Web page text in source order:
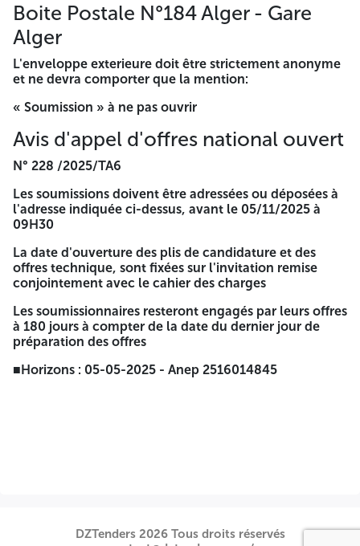
ouvert n° 228 /2025/TA6-l'objet de l'appel d'offres » et «
offre financière-A ne pas ouvrir-Appel d'offre national
ouvert n° 228 /2025/TA6-l'objet de l'appel d'offre ».
Les enveloppes renfermant le dossier de candidature, les
offres technique et financière, doivent parvenir dans un pli
fermé à l'adresse ci-après.
Direction des Services des Finances
Commission de Réception des
Soumissions et d'Ouverture des plis de
candidature
Boite Postale N°184 Alger - Gare Alger
L'enveloppe exterieure doit être strictement anonyme et
ne devra comporter que la mention:
« Soumission » à ne pas ouvrir
Avis d'appel d'offres national ouvert
N° 228 /2025/TA6
préparation des offres
Boite Postale N°184 Alger - Gare
Alger
L'enveloppe exterieure doit être strictement anonyme
et ne devra comporter que la mention:
« Soumission » à ne pas ouvrir
Avis d'appel d'offres national ouvert
N° 228 /2025/TA6
Les soumissions doivent être adressées ou déposées à
l'adresse indiquée ci-dessus, avant le 05/11/2025 à
09H30
La date d'ouverture des plis de candidature et des
offres technique, sont fixées sur l'invitation remise
conjointement avec le cahier des charges
Les soumissionnaires resteront engagés par leurs offres
à 180 jours à compter de la date du dernier jour de
préparation des offres
■Horizons : 05-05-2025 - Anep 2516014845
DZTenders 2026 Tous droits réservés